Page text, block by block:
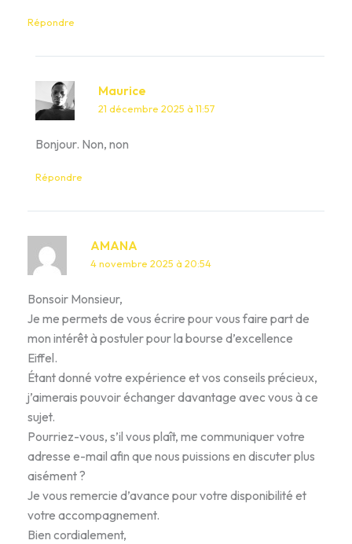
Répondre
Maurice
21 décembre 2025 à 11:57
Bonjour. Non, non
Répondre
AMANA
4 novembre 2025 à 20:54
Bonsoir Monsieur,
Je me permets de vous écrire pour vous faire part de
mon intérêt à postuler pour la bourse d’excellence
Eiffel.
Étant donné votre expérience et vos conseils précieux,
j’aimerais pouvoir échanger davantage avec vous à ce
sujet.
Pourriez-vous, s’il vous plaît, me communiquer votre
adresse e-mail afin que nous puissions en discuter plus
aisément ?
Je vous remercie d’avance pour votre disponibilité et
votre accompagnement.
Bien cordialement,